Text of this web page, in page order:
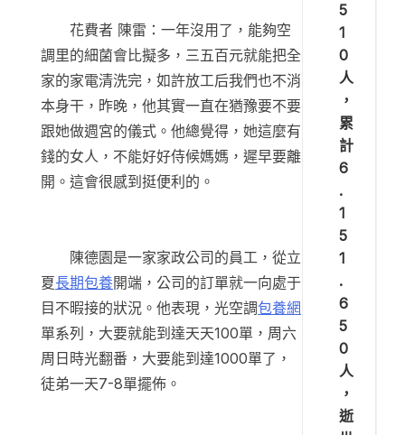
花費者 陳雷：一年沒用了，能夠空
調里的細菌會比擬多，三五百元就能把全
家的家電清洗完，如許放工后我們也不消
本身干，昨晚，他其實一直在猶豫要不要
跟她做週宮的儀式。他總覺得，她這麼有
錢的女人，不能好好侍候媽媽，遲早要離
開。這會很感到挺便利的。
陳德園是一家家政公司的員工，從立
夏長期包養開端，公司的訂單就一向處于
目不暇接的狀況。他表現，光空調包養網
單系列，大要就能到達天天100單，周六
周日時光翻番，大要能到達1000單了，
徒弟一天7-8單擺佈。
5
1
0
人
，
累
計
6
.
1
5
1
.
6
5
0
人
，
逝